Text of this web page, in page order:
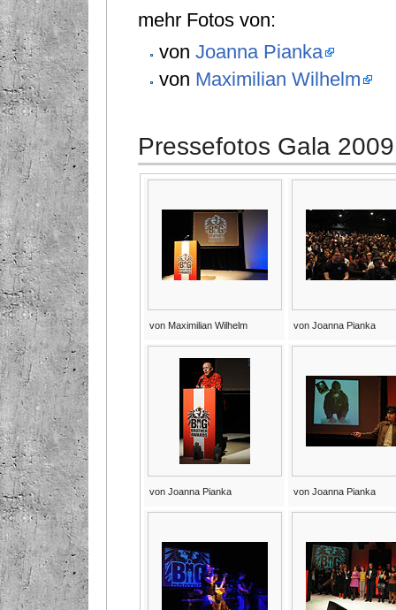
mehr Fotos von:
von Joanna Pianka
von Maximilian Wilhelm
Pressefotos Gala 2009
von Maximilian Wilhelm von Joanna Pianka
von Joanna Pianka von Joanna Pianka